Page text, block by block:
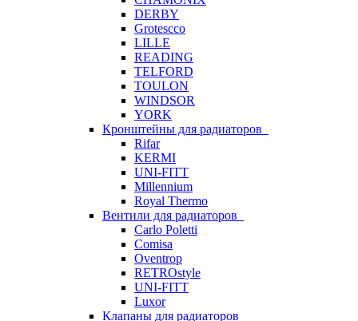
DERBY
Grotescco
LILLE
READING
TELFORD
TOULON
WINDSOR
YORK
Кронштейны для радиаторов
Rifar
KERMI
UNI-FITT
Millennium
Royal Thermo
Вентили для радиаторов
Carlo Poletti
Comisa
Oventrop
RETROstyle
UNI-FITT
Luxor
Клапаны для радиаторов